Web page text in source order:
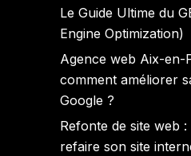
Le Guide Ultime du
Engine Optimization)
Agence web Aix-en-
comment améliorer
Google ?
Refonte de site web
refaire son site